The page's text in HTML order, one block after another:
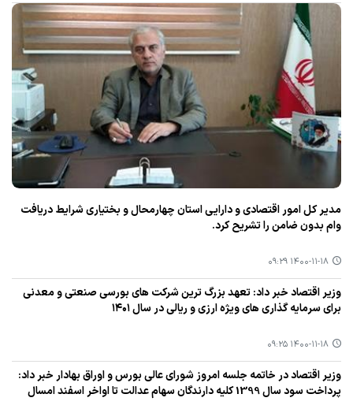
مدیر كل امور اقتصادی و دارایی استان چهارمحال و بختیاری شرایط دریافت
وام بدون ضامن را تشریح كرد.
۱۴۰۰-۱۱-۱۸ ۰۹:۲۹
وزیر اقتصاد خبر داد: تعهد بزرگ ترین شركت های بورسی صنعتی و معدنی
برای سرمایه گذاری های ویژه ارزی و ریالی در سال ۱۴۰۱
۱۴۰۰-۱۱-۱۸ ۰۹:۲۵
وزیر اقتصاد در خاتمه جلسه امروز شورای عالی بورس و اوراق بهادار خبر داد:
پرداخت سود سال 1399 كلیه دارندگان سهام عدالت تا اواخر اسفند امسال